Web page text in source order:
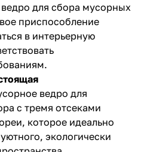
ведро для сбора мусорных
приспособление
в интерьерную
ведро для
с тремя отсеками
которое идеально
экологически